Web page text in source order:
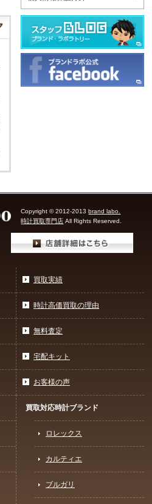
Copyright © 2012-2013brand labo.
時計買取専門店 All Rights Reserved.
買取実績
時計高価買取の理由
無料査定
宅配キット
お客様の声
買取対応時計ブランド
ロレックス
カルティエ
ブルガリ